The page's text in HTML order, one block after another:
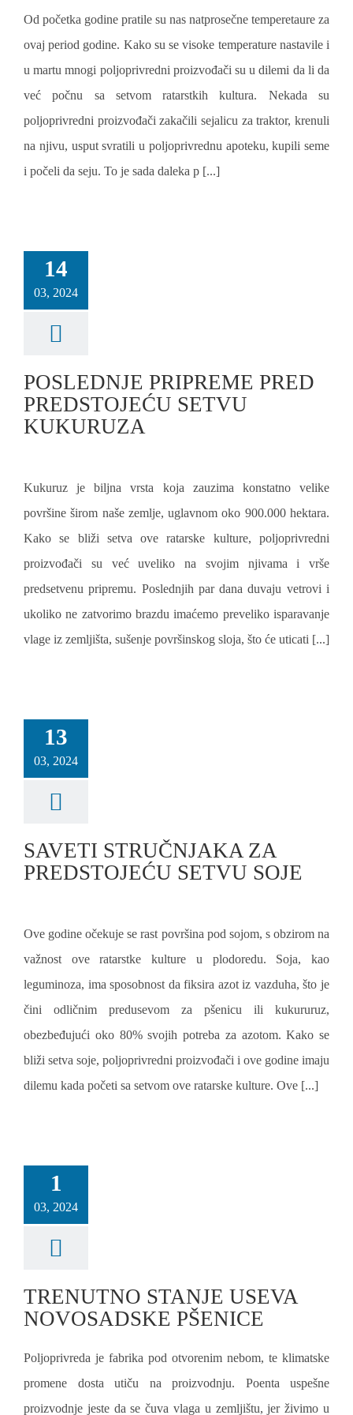
Od početka godine pratile su nas natprosečne temperetaure za
ovaj period godine. Kako su se visoke temperature nastavile i
u martu mnogi poljoprivredni proizvođači su u dilemi da li da
već počnu sa setvom ratarstkih kultura. Nekada su
poljoprivredni proizvođači zakačili sejalicu za traktor, krenuli
na njivu, usput svratili u poljoprivrednu apoteku, kupili seme
i počeli da seju. To je sada daleka p [...]
14
03, 2024
POSLEDNJE PRIPREME PRED
PREDSTOJEĆU SETVU
KUKURUZA
Kukuruz je biljna vrsta koja zauzima konstatno velike
površine širom naše zemlje, uglavnom oko 900.000 hektara.
Kako se bliži setva ove ratarske kulture, poljoprivredni
proizvođači su već uveliko na svojim njivama i vrše
predsetvenu pripremu. Poslednjih par dana duvaju vetrovi i
ukoliko ne zatvorimo brazdu imaćemo preveliko isparavanje
vlage iz zemljišta, sušenje površinskog sloja, što će uticati [...]
13
03, 2024
SAVETI STRUČNJAKA ZA
PREDSTOJEĆU SETVU SOJE
Ove godine očekuje se rast površina pod sojom, s obzirom na
važnost ove ratarstke kulture u plodoredu. Soja, kao
leguminoza, ima sposobnost da fiksira azot iz vazduha, što je
čini odličnim predusevom za pšenicu ili kukururuz,
obezbeđujući oko 80% svojih potreba za azotom. Kako se
bliži setva soje, poljoprivredni proizvođači i ove godine imaju
dilemu kada početi sa setvom ove ratarske kulture. Ove [...]
1
03, 2024
TRENUTNO STANJE USEVA
NOVOSADSKE PŠENICE
Poljoprivreda je fabrika pod otvorenim nebom, te klimatske
promene dosta utiču na proizvodnju. Poenta uspešne
proizvodnje jeste da se čuva vlaga u zemljištu, jer živimo u